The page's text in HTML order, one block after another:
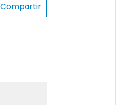
Compartir